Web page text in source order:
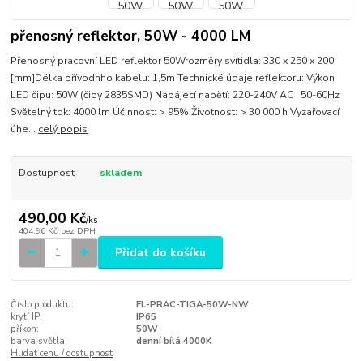
přenosný reflektor, 50W - 4000 LM
Přenosný pracovní LED reflektor 50Wrozměry svítidla: 330 x 250 x 200
[mm]Délka přívodnho kabelu: 1,5m Technické údaje reflektoru: Výkon
LED čipu: 50W (čipy 2835SMD) Napájecí napětí: 220-240V AC 50-60Hz
Světelný tok: 4000 lm Účinnost: > 95% Životnost: > 30 000 h Vyzařovací
úhe... celý popis
Dostupnost skladem
490,00 Kč/ks
404,96 Kč bez DPH
Přidat do košíku
Číslo produktu:
FL-PRAC-TIGA-50W-NW
krytí IP:
IP65
příkon:
50W
barva světla:
denní bílá 4000K
Hlídat cenu / dostupnost